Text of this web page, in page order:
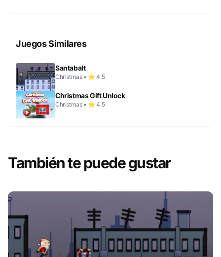
Juegos Similares
Santabalt
Christmas • ⭐ 4.5
Christmas Gift Unlock
Christmas • ⭐ 4.5
También te puede gustar